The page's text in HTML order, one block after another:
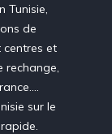
Tunisie,
de
centres et
rechange,
sur le